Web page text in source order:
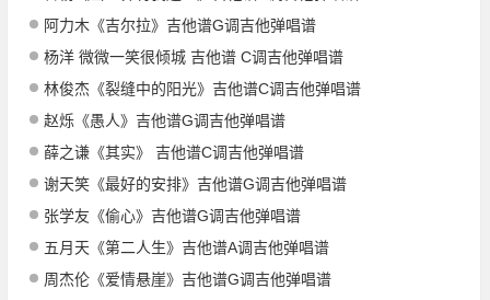
阿力木《吉尔拉》吉他谱G调吉他弹唱谱
杨洋 微微一笑很倾城 吉他谱 C调吉他弹唱谱
林俊杰《裂缝中的阳光》吉他谱C调吉他弹唱谱
赵烁《愚人》吉他谱G调吉他弹唱谱
薛之谦《其实》 吉他谱C调吉他弹唱谱
谢天笑《最好的安排》吉他谱G调吉他弹唱谱
张学友《偷心》吉他谱G调吉他弹唱谱
五月天《第二人生》吉他谱A调吉他弹唱谱
周杰伦《爱情悬崖》吉他谱G调吉他弹唱谱